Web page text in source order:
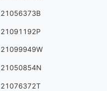
21056373B
21091192P
21099949W
21050854N
21076372T